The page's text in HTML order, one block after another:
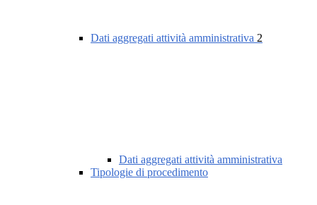
Dati aggregati attività amministrativa 2
Dati aggregati attività amministrativa
Tipologie di procedimento